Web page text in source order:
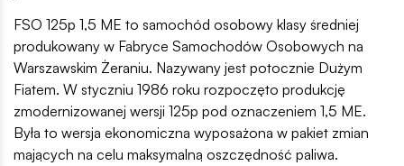
FSO 125p 1,5 ME to samochód osobowy klasy średniej
produkowany w Fabryce Samochodów Osobowych na
Warszawskim Żeraniu. Nazywany jest potocznie Dużym
Fiatem. W styczniu 1986 roku rozpoczęto produkcję
zmodernizowanej wersji 125p pod oznaczeniem 1,5 ME.
Była to wersja ekonomiczna wyposażona w pakiet zmian
mających na celu maksymalną oszczędność paliwa.